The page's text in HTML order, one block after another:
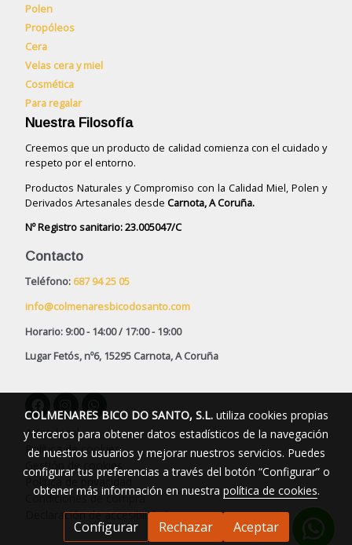
Polen
Propóleos
Cera
Velas cera y miel
Cosmética
Para regalar
Nuestra Filosofía
Creemos que un producto de calidad comienza con el cuidado y
respeto por el entorno.
Productos Naturales y Compromiso con la Calidad Miel, Polen y
Derivados Artesanales desde Carnota, A Coruña.
Nº Registro sanitario: 23.005047/C
Contacto
Teléfono: 687 94 25 05
info@colmenaresbicodosanto.com
Horario: 9:00 - 14:00 / 17:00 - 19:00
Lugar Fetós, nº6, 15295 Carnota, A Coruña
Aviso legal
Política de cookies
Gestión de cookies
Política de privacidad
Condiciones de compra
Declaración de accesibilidad
COLMENARES BICO DO SANTO, S.L.utiliza cookies propias
y terceros para obtener datos estadísticos de la navegación
de nuestros usuarios y mejorar nuestros servicios. Puedes
configurar tus preferencias a través del botón “Configurar” o
obtener más información en nuestra política de cookies.
Configurar Rechazar Aceptar